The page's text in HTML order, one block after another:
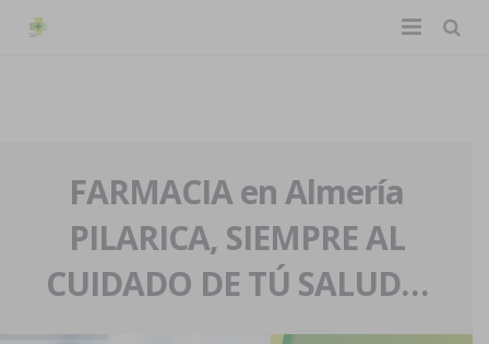
La farmacia
Nuestra historia
Nuestro equipo
Eventos
Servicios y reservas
Pedidos express
FARMACIA en Almería
PILARICA, SIEMPRE AL
CUIDADO DE TÚ SALUD…